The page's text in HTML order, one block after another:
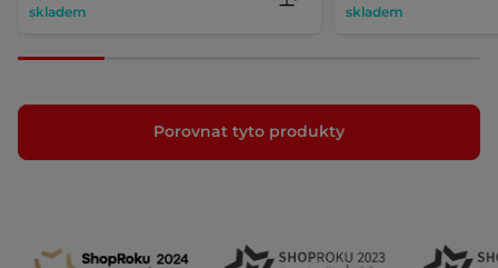
skladem
skladem
Porovnat tyto produkty